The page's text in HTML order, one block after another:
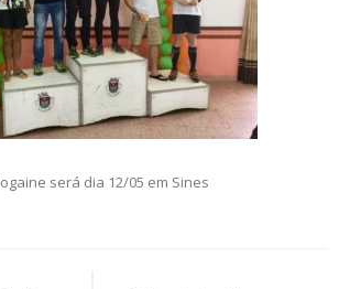
será dia 12/05 em Sines